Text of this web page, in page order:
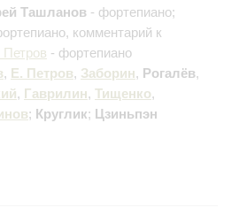
Ташланов - фортепиано;
комментарий к
- фортепиано
, Е. Петров, Заборин, Рогалёв,
, Гаврилин, Тищенко,
; Круглик; Цзиньпэн